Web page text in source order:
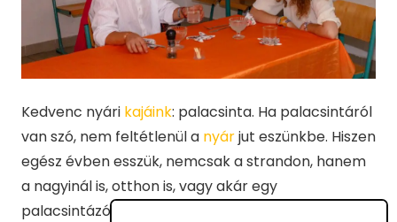
Kedvenc nyári kajáink: palacsinta. Ha palacsintáról
van szó, nem feltétlenül a nyárjut eszünkbe. Hiszen
egész évben esszük, nemcsak a strandon, hanem
a nagyinál is, otthon is, vagy akár egy
palacsintázóban. Mégis, a nyári, strandon árult